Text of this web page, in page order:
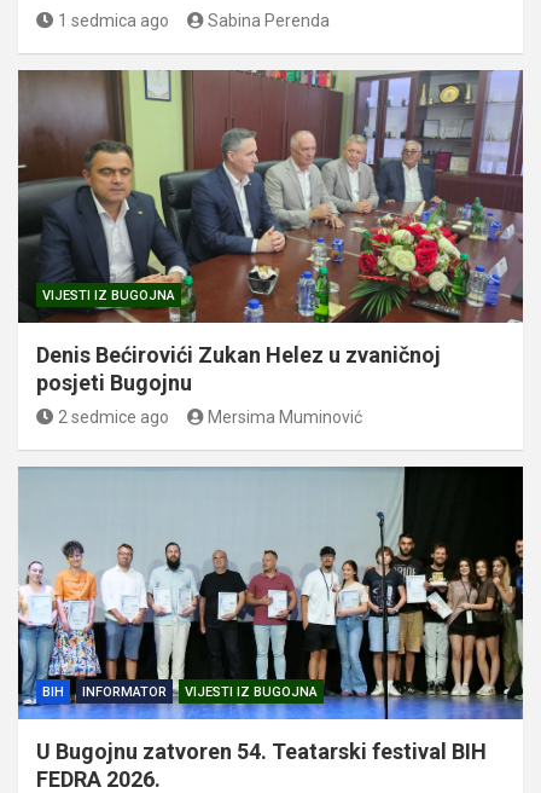
1 sedmica ago Sabina Perenda
VIJESTI IZ BUGOJNA
Denis Bećirovići Zukan Helez u zvaničnoj
posjeti Bugojnu
2 sedmice ago Mersima Muminović
BIH INFORMATOR VIJESTI IZ BUGOJNA
U Bugojnu zatvoren 54. Teatarski festival BIH
FEDRA 2026.